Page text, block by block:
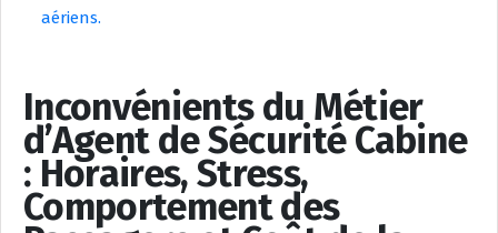
aériens.
Inconvénients du Métier
d’Agent de Sécurité Cabine
: Horaires, Stress,
Comportement des